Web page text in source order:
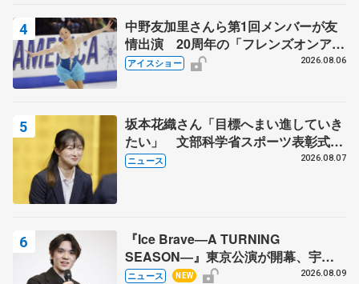
中野友加里さんら第1回メンバーが友
情出演 20周年の「フレンズオンアイ
ス」 宮本賢二さん、有川梨絵さん、
アイスショー 2026.08.06
坂本花織さん「目標へまい進していき
たい」 文部科学省スポーツ表彰式で
代表謝辞
ニュース 2026.08.07
『Ice Brave―A TURNING
SEASON―』東京公演が開幕、宇野
昌磨の『Ice Brave』にかける思いを
ニュース NEW 2026.08.09